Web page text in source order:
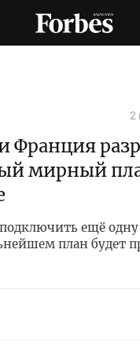
2
Франция
мирный
ещё
план будет